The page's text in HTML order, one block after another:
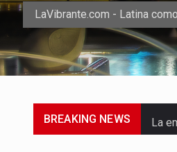
LaVibrante.com - Latina
BREAKING NEWS La